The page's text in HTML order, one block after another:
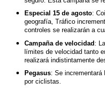
Especial 15 de agosto:
geografía, Tráfico
controles se realizarán a
Campaña de velocidad :
límites de velocidad tanto
realizará indistintamente
Pegasus: Se
por ciclistas.